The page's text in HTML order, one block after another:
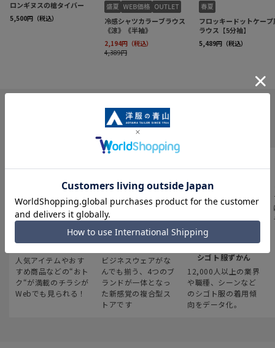
INFORMATION
最新のお買い得情報
人気アイテムやおす
すめ商品などの“おト
ク“が満載のチラシが
Webでも見られる！
スーツスクエア
ビジネスウェアがな
んでも揃う、4つのブ
ランドが一体となっ
た新感覚の複合型ス
トアです
みんなの
シゴト服ずかん
12,000人以上の業界
や職種、シーンなど
のシゴト服の着用傾
向をデータ化。